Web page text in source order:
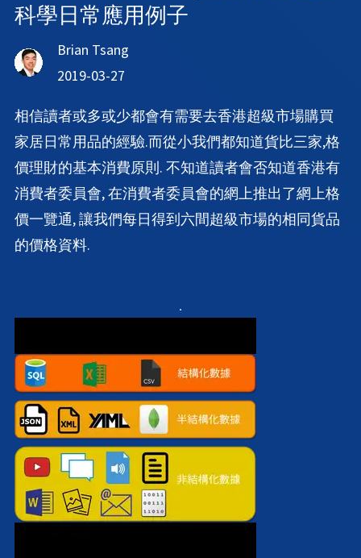
科學日常應用例子
Brian Tsang
2019-03-27
相信讀者或多或少都會有需要去香港超級市場購買
家居日常用品的經驗.而從小我們都知道貨比三家,格
價理財的基本消費原則. 不知道讀者會否知道香港有
消費者委員會, 在消費者委員會的網上推出了網上格
價一覽通, 讓我們每日得到六間超級市場的相同貨品
的價格資料.